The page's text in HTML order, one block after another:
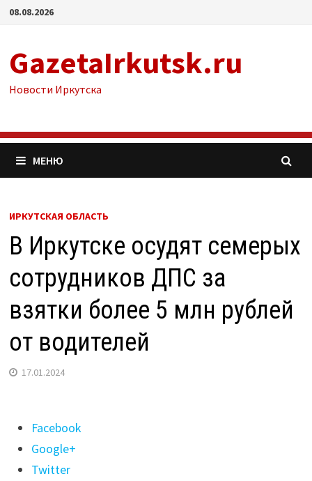
Перейти
08.08.2026
GazetaIrkutsk.ru
Новости Иркутска
МЕНЮ
ИРКУТСКАЯ ОБЛАСТЬ
В Иркутске осудят семерых
сотрудников ДПС за
взятки более 5 млн рублей
от водителей
17.01.2024
Поделиться
"В
Иркутске
Facebook
Google+
Twitter